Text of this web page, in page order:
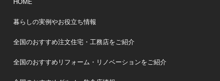
HOME
暮らしの実例やお役立ち情報
全国のおすすめ注文住宅・工務店をご紹介
全国のおすすめリフォーム・リノベーションをご紹介